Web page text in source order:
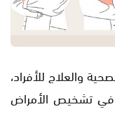
والعلاج للأفراد،
تشخيص الأمراض